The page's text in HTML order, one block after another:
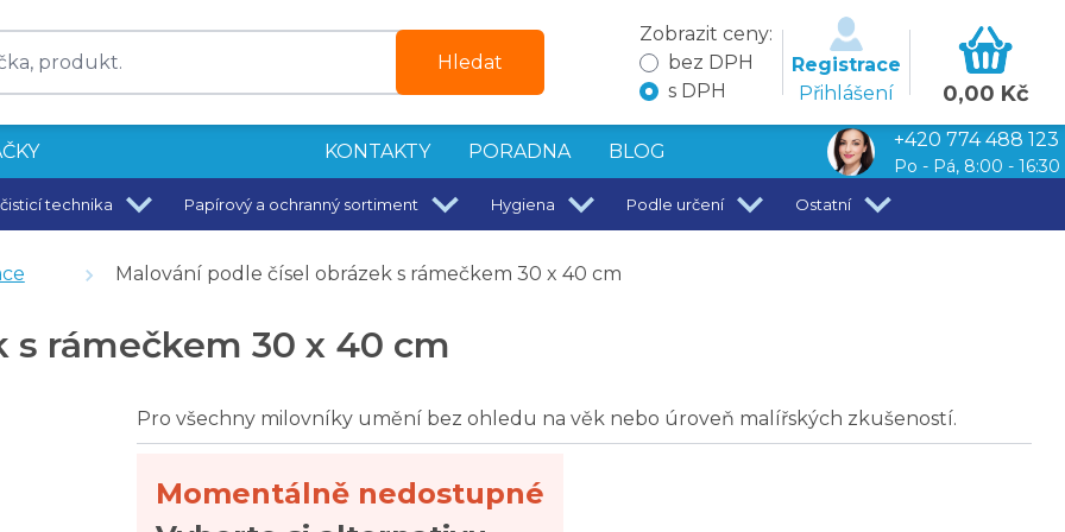
Hledat
Zobrazit ceny:
bez DPH
s DPH
Registrace
Přihlášení
0,00 Kč
KONTAKTY PORADNA BLOG
+420 774 488 123
Po - Pá, 8:00 - 16:30
technika Papírový a ochranný sortiment Hygiena Podle určení Ostatní
Malování podle čísel obrázek s rámečkem 30 x 40 cm
s rámečkem 30 x 40 cm
Pro všechny milovníky umění bez ohledu na věk nebo úroveň malířských zkušeností.
Momentálně nedostupné